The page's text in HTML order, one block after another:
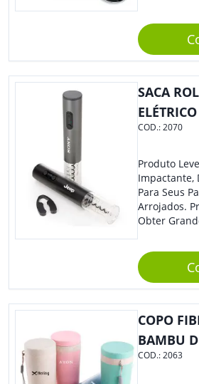
Grande
Eventos E
SACA
COD.:2070
Produto
Impactante,
Para Seus
Arrojados.
Obter
Sua Marca
Agregando
Empresa Em
COPO
BAMBU
COD.:2063